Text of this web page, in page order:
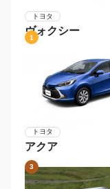
トヨタ
ヴォクシー
1
トヨタ
アクア
3